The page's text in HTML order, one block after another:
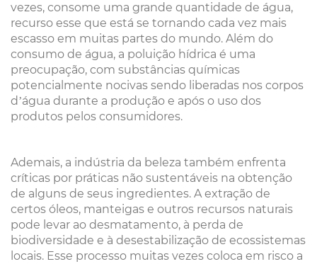
vezes, consome uma grande quantidade de água,
recurso esse que está se tornando cada vez mais
escasso em muitas partes do mundo. Além do
consumo de água, a poluição hídrica é uma
preocupação, com substâncias químicas
potencialmente nocivas sendo liberadas nos corpos
d’água durante a produção e após o uso dos
produtos pelos consumidores.
Ademais, a indústria da beleza também enfrenta
críticas por práticas não sustentáveis na obtenção
de alguns de seus ingredientes. A extração de
certos óleos, manteigas e outros recursos naturais
pode levar ao desmatamento, à perda de
biodiversidade e à desestabilização de ecossistemas
locais. Esse processo muitas vezes coloca em risco a